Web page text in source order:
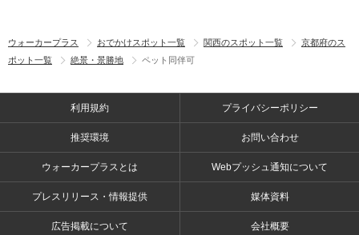
ウォーカープラス おでかけスポット一覧 関西のスポット一覧
京都府のス
ポット一覧
絶景・景勝地 ペット同伴可
利用規約 プライバシーポリシー
推奨環境 お問い合わせ
ウォーカープラスとは Webプッシュ通知について
プレスリリース・情報提供 媒体資料
広告掲載について 会社概要